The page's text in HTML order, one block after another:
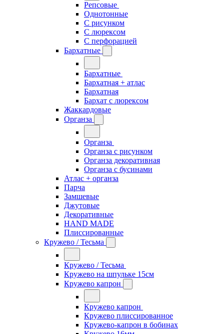
Репсовые
Однотонные
С рисунком
С люрексом
С перфорацией
Бархатные
Бархатные
Бархатная + атлас
Бархатная
Бархат с люрексом
Жаккардовые
Органза
Органза
Органза с рисунком
Органза декоративная
Органза с бусинами
Атлас + органза
Парча
Замшевые
Джутовые
Декоративные
HAND MADE
Плиссированные
Кружево / Тесьма
Кружево / Тесьма
Кружево на шпульке 15см
Кружево капрон
Кружево капрон
Кружево плиссированное
Кружево-капрон в бобинах